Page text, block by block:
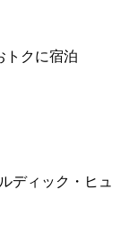
トクに宿泊
ディック・ヒュ